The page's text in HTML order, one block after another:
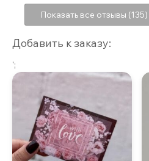
Показать все отзывы (135)
Добавить к заказу:
';